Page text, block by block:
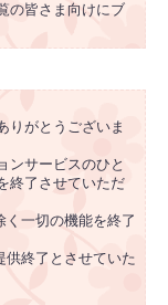
の皆さま向けにブ
りがとうございま
ンサービスのひと
終了させていただ
く一切の機能を終了
供終了とさせていた